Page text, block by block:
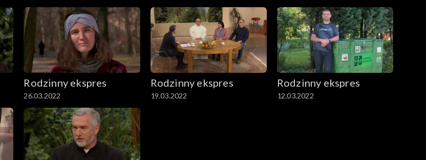
Rodzinny ekspres
26.03.2022
Rodzinny ekspres
19.03.2022
Rodzinny ekspres
12.03.2022